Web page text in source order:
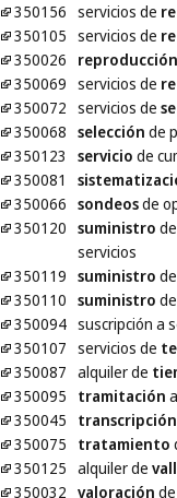
350156 servicios de
350105 servicios de
350026
reproducción
350069 servicios de
350072 servicios de
350068 selección de
350123
servicio de
350081
350066 sondeosde
350120 suministro
servicios
350119 suministro
350110 suministro
350094 suscripción a
350107 servicios de
350087 alquiler de
350095
tramitación
350045
transcripción
350075
tratamiento
350125 alquiler de
350032 valoración